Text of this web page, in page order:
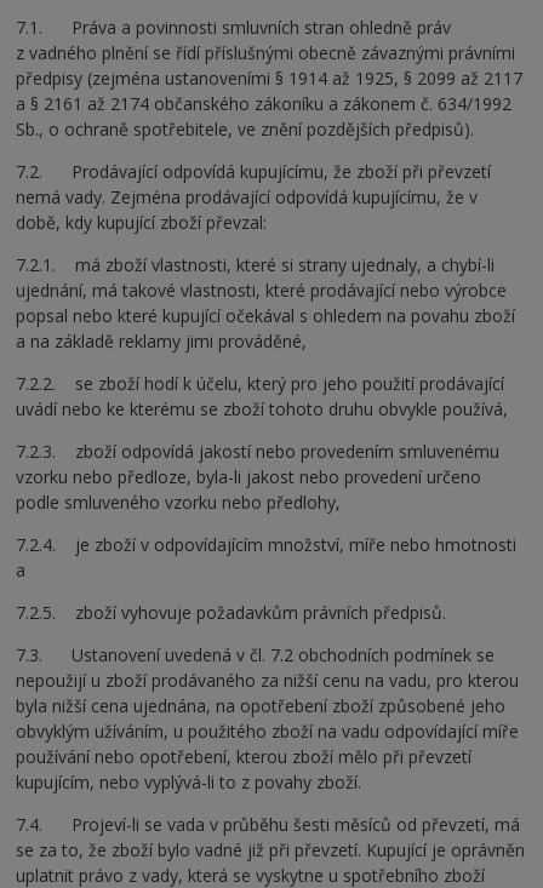
7.1. Práva a povinnosti smluvních stran ohledně práv
z vadného plnění se řídí příslušnými obecně závaznými právními
předpisy (zejména ustanoveními § 1914 až 1925, § 2099 až 2117
a § 2161 až 2174 občanského zákoníku a zákonem č. 634/1992
Sb., o ochraně spotřebitele, ve znění pozdějších předpisů).
7.2. Prodávající odpovídá kupujícímu, že zboží při převzetí
nemá vady. Zejména prodávající odpovídá kupujícímu, že v
době, kdy kupující zboží převzal:
7.2.1. má zboží vlastnosti, které si strany ujednaly, a chybí-li
ujednání, má takové vlastnosti, které prodávající nebo výrobce
popsal nebo které kupující očekával s ohledem na povahu zboží
a na základě reklamy jimi prováděné,
7.2.2. se zboží hodí k účelu, který pro jeho použití prodávající
uvádí nebo ke kterému se zboží tohoto druhu obvykle používá,
7.2.3. zboží odpovídá jakostí nebo provedením smluvenému
vzorku nebo předloze, byla-li jakost nebo provedení určeno
podle smluveného vzorku nebo předlohy,
7.2.4. je zboží v odpovídajícím množství, míře nebo hmotnosti
a
7.2.5. zboží vyhovuje požadavkům právních předpisů.
7.3. Ustanovení uvedená v čl. 7.2 obchodních podmínek se
nepoužijí u zboží prodávaného za nižší cenu na vadu, pro kterou
byla nižší cena ujednána, na opotřebení zboží způsobené jeho
obvyklým užíváním, u použitého zboží na vadu odpovídající míře
používání nebo opotřebení, kterou zboží mělo při převzetí
kupujícím, nebo vyplývá-li to z povahy zboží.
7.4. Projeví-li se vada v průběhu šesti měsíců od převzetí, má
se za to, že zboží bylo vadné již při převzetí. Kupující je oprávněn
uplatnit právo z vady, která se vyskytne u spotřebního zboží